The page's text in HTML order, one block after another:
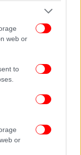
web or
to
or
ο τρόπος που
Λιν με την
την διερμηνέα:
«αναμεταδότη»